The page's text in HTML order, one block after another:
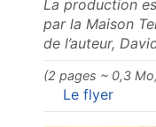
La production
par la Maison
de l’auteur,
(2 pages ~ 0,3
Le flyer